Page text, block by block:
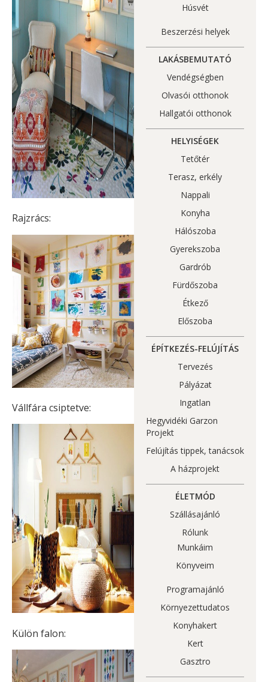
Rajzrács:
Vállfára csiptetve:
Külön falon:
Húsvét
Beszerzési helyek
LAKÁSBEMUTATÓ
Vendégségben
Olvasói otthonok
Hallgatói otthonok
HELYISÉGEK
Tetőtér
Terasz, erkély
Nappali
Konyha
Hálószoba
Gyerekszoba
Gardrób
Fürdőszoba
Étkező
Előszoba
ÉPÍTKEZÉS-FELÚJÍTÁS
Tervezés
Pályázat
Ingatlan
Hegyvidéki Garzon
Projekt
Felújítás tippek, tanácsok
A házprojekt
ÉLETMÓD
Szállásajánló
Rólunk
Munkáim
Könyveim
Programajánló
Környezettudatos
Konyhakert
Kert
Gasztro